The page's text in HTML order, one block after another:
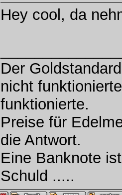
Hey cool, da
Der
nicht
funktionierte.
Preise für
die Antwort.
Eine Banknote
Schuld .....